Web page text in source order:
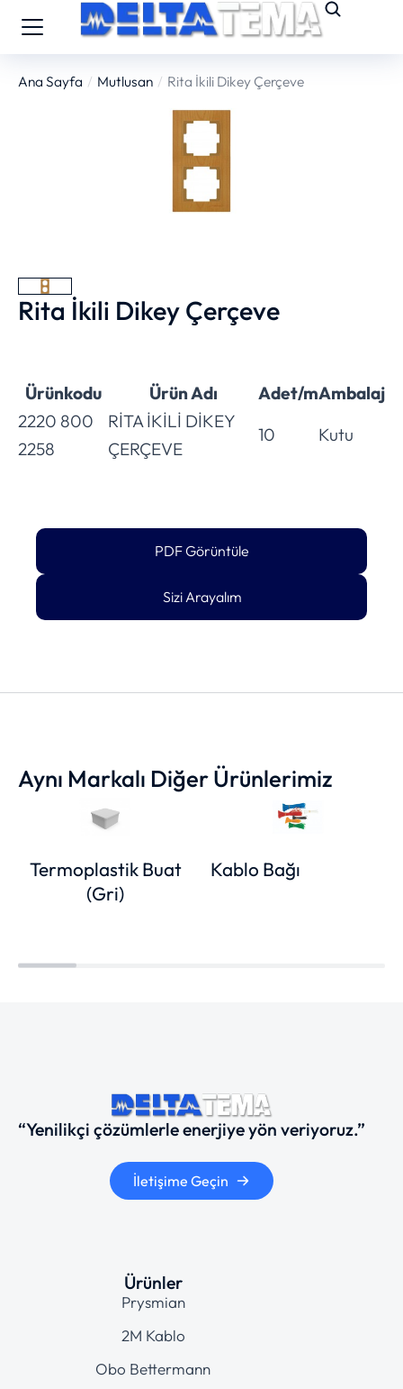
You are here:
Ana Sayfa Mutlusan Rita İkili Dikey Çerçeve
Rita İkili Dikey Çerçeve
Ürünkodu Ürün Adı Adet/mAmbalaj
2220 800
2258
RİTA İKİLİ DİKEY
ÇERÇEVE
10 Kutu
PDF Görüntüle
Sizi Arayalım
Aynı Markalı Diğer Ürünlerimiz
Termoplastik Buat
(Gri)
Kablo Bağı
“Yenilikçi çözümlerle enerjiye yön veriyoruz.”
İletişime Geçin
Ürünler
Prysmian
2M Kablo
Obo Bettermann